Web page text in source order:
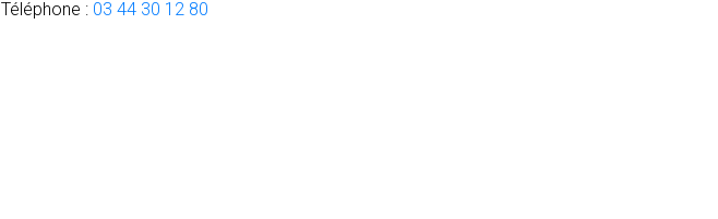
Téléphone : 03 44 30 12 80